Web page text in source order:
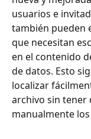
usuarios e
también pueden
que necesitan
en el contenido
de datos. Esto
localizar
archivo sin
manualmente